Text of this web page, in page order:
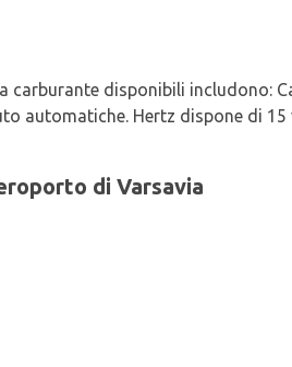
carburante disponibili includono:
automatiche. Hertz dispone di
di Varsavia